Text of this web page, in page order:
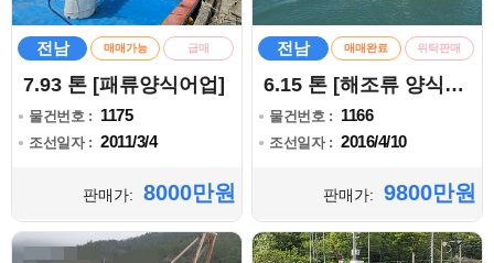
전남 매매가능 급매
7.93 톤 [패류양식어업]
물건번호 : 1175
조선일자 : 2011/3/4
판매가: 8000만원
전남 매매완료 위탁판매
6.15 톤 [해조류 양식어업]
물건번호 : 1166
조선일자 : 2016/4/10
판매가: 9800만원